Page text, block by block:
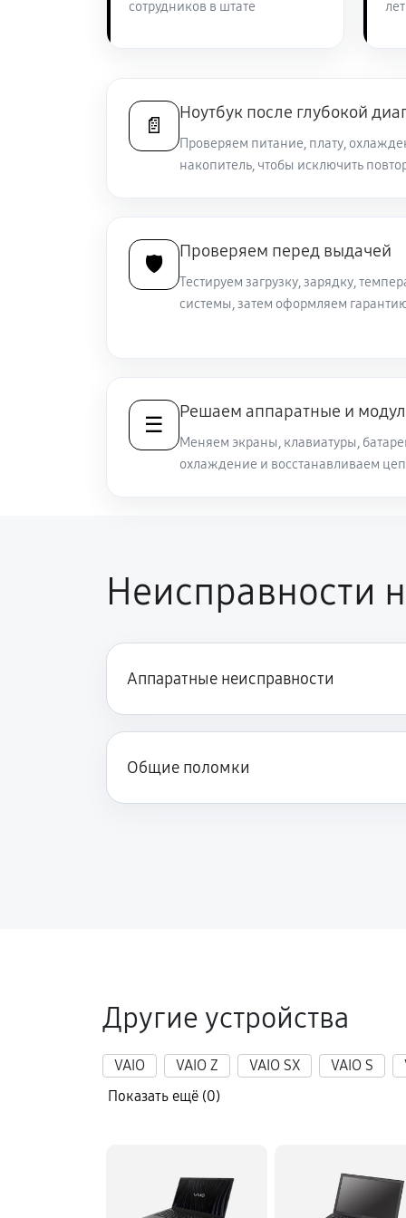
Замена южного моста ноутбука
Настройка Wi-Fi ноутбука Sony
Ремонт петель крышки
Установка драйверов ноутбука
Ремонт цепей питания
Замена видеокарты ноутбука Sony
Замена видеочипа ноутбука Sony
Настройка BIOS ноутбука Sony
Ремонт подсветки ноутбука Sony
сотрудников в штате
📄
Ноутбук после глубокой
Проверяем питание, плату,
накопитель, чтобы исключить
🛡️
Проверяем перед выдачей
Тестируем загрузку, зарядку,
системы, затем оформляем
☰
Решаем аппаратные и
Меняем экраны, клавиатуры,
охлаждение и восстанавливаем
Неисправности
Аппаратные неисправности
Общие поломки
Другие устройства
VAIO VAIO Z VAIO SX VAIO S
Показать ещё (0)